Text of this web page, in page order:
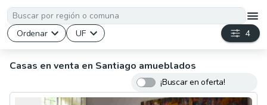
4
Ordenar UF
Casas en venta en Santiago amueblados
¡Buscar en oferta!